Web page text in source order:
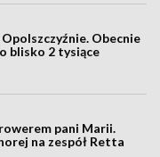
Obecnie
blisko 2 tysiące
pani Marii.
na zespół Retta